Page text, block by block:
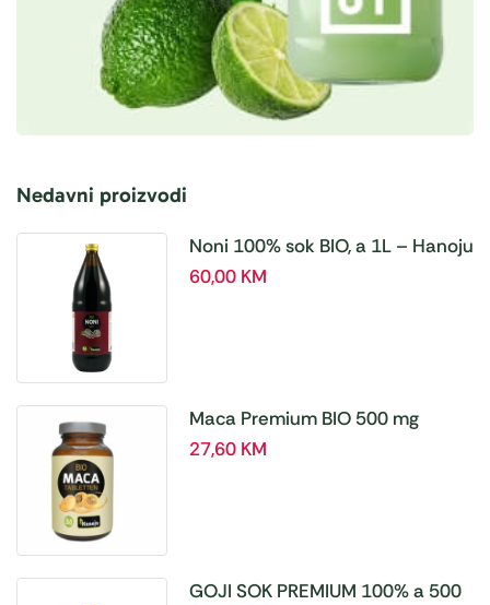
Nedavni proizvodi
Noni 100% sok BIO, a 1L – Hanoju
60,00 KM
Maca Premium BIO 500 mg
tablete, a180 tbl – Hanoju
27,60 KM
GOJI SOK PREMIUM 100% a 500